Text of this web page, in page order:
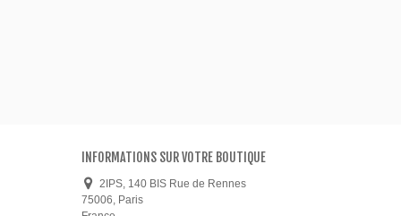
INFORMATIONS SUR VOTRE BOUTIQUE
2IPS, 140 BIS Rue de Rennes
75006, Paris